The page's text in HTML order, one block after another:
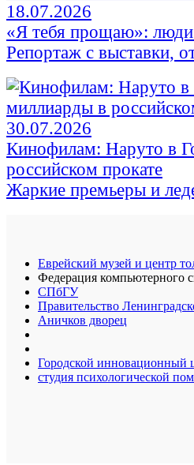
18.07.2026
«Я тебя прощаю»: люди
Репортаж с выставки,
30.07.2026
Кинофилам: Наруто в
российском прокате
Жаркие премьеры и
Еврейский музей и центр
Федерация компьютерного
СПбГУ
Правительство
Аничков дворец
Городской инновационный
студия психологической